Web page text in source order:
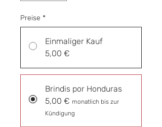
Preise *
Einmaliger Kauf
5,00 €
Brindis por Honduras
5,00 € monatlich bis zur
Kündigung